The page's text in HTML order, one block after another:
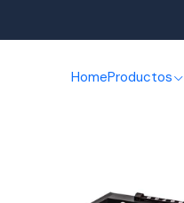
HomeProductos